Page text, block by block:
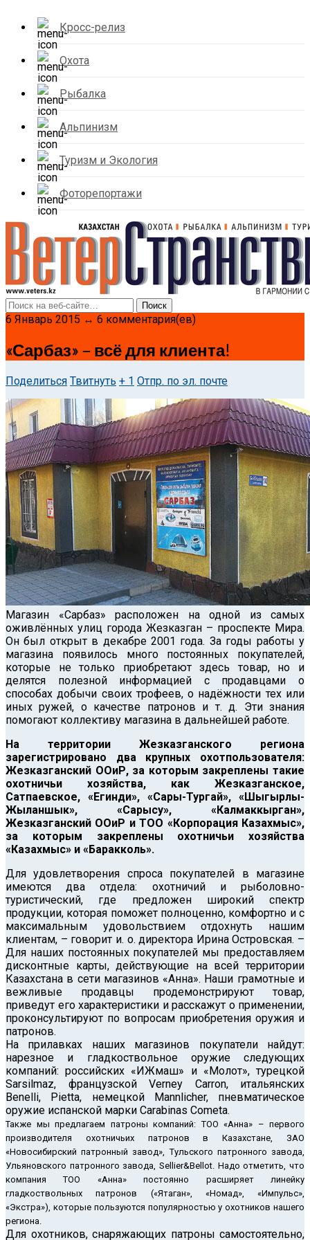
Кросс-релиз
Охота
Рыбалка
Альпинизм
Туризм и Экология
Фоторепортажи
6 Январь 2015 ↔ 6 комментария(ев)
«Сарбаз» – всё для клиента!
Поделиться Твитнуть + 1 Отпр. по эл. почте
Магазин «Сарбаз» расположен на одной из самых
оживлённых улиц города Жезказган – проспекте Мира.
Он был открыт в декабре 2001 года. За годы работы у
магазина появилось много постоянных покупателей,
которые не только приобретают здесь товар, но и
делятся полезной информацией с продавцами о
способах добычи своих трофеев, о надёжности тех или
иных ружей, о качестве патронов и т. д. Эти знания
помогают коллективу магазина в дальнейшей работе.
На территории Жезказганского региона
зарегистрировано два крупных охотпользователя:
Жезказганский ООиР, за которым закреплены такие
охотничьи хозяйства, как Жезказганское,
Сатпаевское, «Егинди», «Сары-Тургай», «Шыгырлы-
Жыланшык», «Сарысу», «Калмаккырган»,
Жезказганский ООиР и ТОО «Корпорация Казахмыс»,
за которым закреплены охотничьи хозяйства
«Казахмыс» и «Баракколь».
Для удовлетворения спроса покупателей в магазине
имеются два отдела: охотничий и рыболовно-
туристический, где предложен широкий спектр
продукции, которая поможет полноценно, комфортно и с
максимальным удовольствием отдохнуть нашим
клиентам, – говорит и. о. директора Ирина Островская. –
Для наших постоянных покупателей мы предоставляем
дисконтные карты, действующие на всей территории
Казахстана в сети магазинов «Анна». Наши грамотные и
вежливые продавцы продемонстрируют товар,
приведут его характеристики и расскажут о применении,
проконсультируют по вопросам приобретения оружия и
патронов.
На прилавках наших магазинов покупатели найдут:
нарезное и гладкоствольное оружие следующих
компаний: российских «ИЖмаш» и «Молот», турецкой
Sarsilmaz, французской Verney Carron, итальянских
Benelli, Pietta, немецкой Mannlicher, пневматическое
оружие испанской марки Сarabinas Cometa.
Также мы предлагаем патроны компаний: ТОО «Анна» – первого
производителя охотничьих патронов в Казахстане, ЗАО
«Новосибирский патронный завод», Tульского патронного завода,
Ульяновского патронного завода, Sellier&Bellot. Надо отметить, что
компания ТОО «Анна» постоянно расширяет линейку
гладкоствольных патронов («Ятаган», «Номад», «Импульс»,
«Экстра»), которые пользуются популярностью у охотников нашего
региона.
Для охотников, снаряжающих патроны самостоятельно,